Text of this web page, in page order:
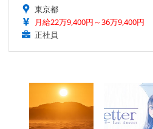
東京都
月給22万9,400円～36万9,400円
正社員